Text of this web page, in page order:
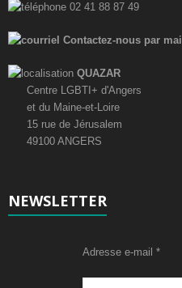
02 41 88 87 49
Contactez-nous par mail
QUAZAR
Centre LGBTI+ d'Angers
et du Maine-et-Loire
15 rue de Jérusalem
49100 ANGERS
NEWSLETTER
Adresse e-mail *